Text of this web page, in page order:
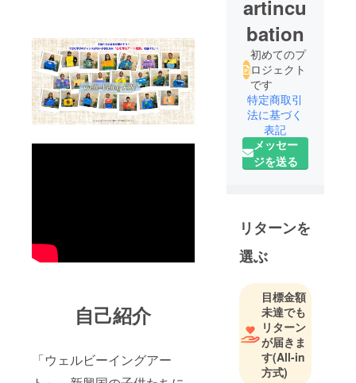
自己紹介
「ウェルビーイングアー
artincu
bation
初めてのプ
ロジェクト
です
特定商取引
法に基づく
表記
メッセー
ジを送る
リターンを
選ぶ
目標金額
未達でも
リターン
が届きま
す(All-in
方式)